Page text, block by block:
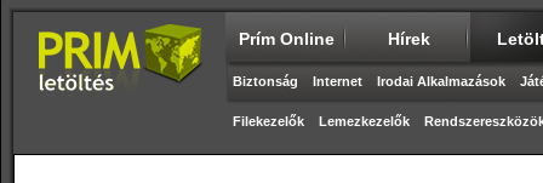
Prím Online Hírek
Biztonság Internet Irodai Alkalmazások
Filekezelők Lemezkezelők